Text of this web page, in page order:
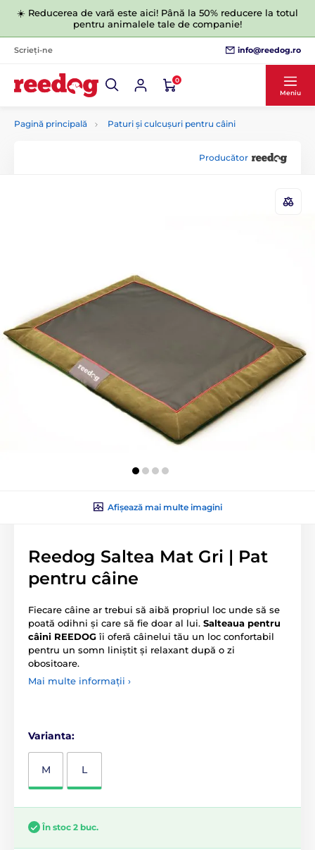
☀️ Reducerea de vară este aici! Până la 50% reducere la totul
pentru animalele tale de companie!
Scrieți-ne info@reedog.ro
0
Meniu
Pagină principală Paturi și culcușuri pentru câini
Producător
Afișează mai multe imagini
Reedog Saltea Mat Gri | Pat
pentru câine
Fiecare câine ar trebui să aibă propriul loc unde să se
poată odihni și care să fie doar al lui. Salteaua pentru
câini REEDOG îi oferă câinelui tău un loc confortabil
pentru un somn liniștit și relaxant după o zi
obositoare.
Mai multe informații ›
Varianta:
M L
În stoc 2 buc.